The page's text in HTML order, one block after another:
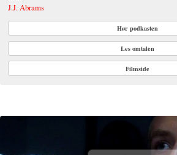
J.J. Abrams
Hør podkasten
Les omtalen
Filmside